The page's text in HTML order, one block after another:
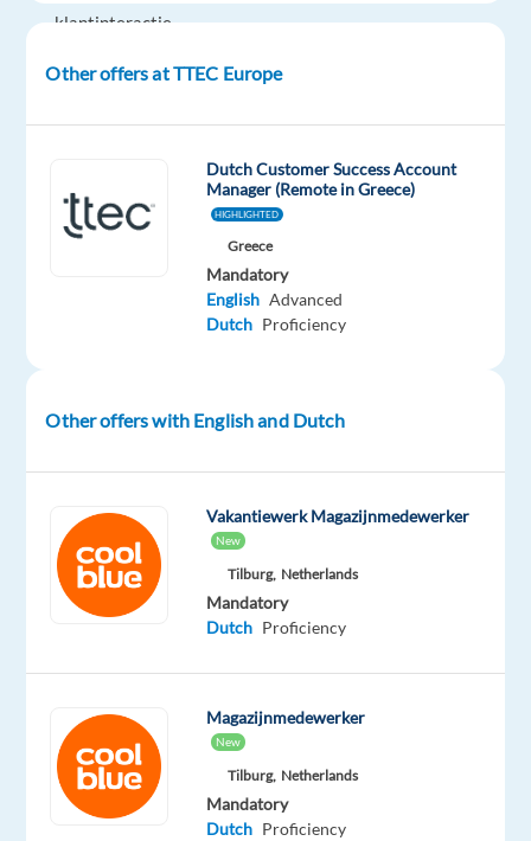
klantinteractie
en
maken.#experienceTTEC
Wat
ons
team
in
Griekenland
internationale
op
terwijl
je
geniet
Other offers at TTEC Europe
Dutch Customer Success Account
Manager (Remote in Greece)
HIGHLIGHTED
Greece
Mandatory
English Advanced
Dutch Proficiency
Other offers with English and Dutch
Vakantiewerk Magazijnmedewerker
New
Tilburg, Netherlands
Mandatory
Dutch Proficiency
Magazijnmedewerker
New
Tilburg, Netherlands
Mandatory
Dutch Proficiency